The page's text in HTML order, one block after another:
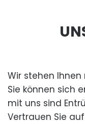
Wir stehen
Sie können sich
mit uns sind
Vertrauen Sie